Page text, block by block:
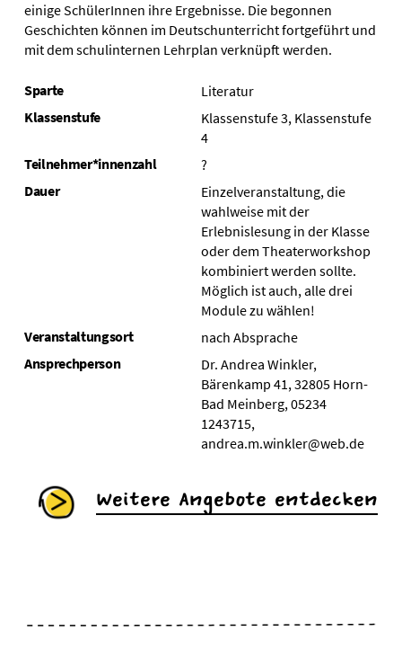
einige SchülerInnen ihre Ergebnisse. Die begonnen
Geschichten können im Deutschunterricht fortgeführt und
mit dem schulinternen Lehrplan verknüpft werden.
Sparte
Literatur
Klassenstufe
Klassenstufe 3, Klassenstufe
4
Teilnehmer*innenzahl
?
Dauer
Einzelveranstaltung, die
wahlweise mit der
Erlebnislesung in der Klasse
oder dem Theaterworkshop
kombiniert werden sollte.
Möglich ist auch, alle drei
Module zu wählen!
Veranstaltungsort
nach Absprache
Ansprechperson
Dr. Andrea Winkler,
Bärenkamp 41, 32805 Horn-
Bad Meinberg, 05234
1243715,
andrea.m.winkler@web.de
Weitere Angebote entdecken